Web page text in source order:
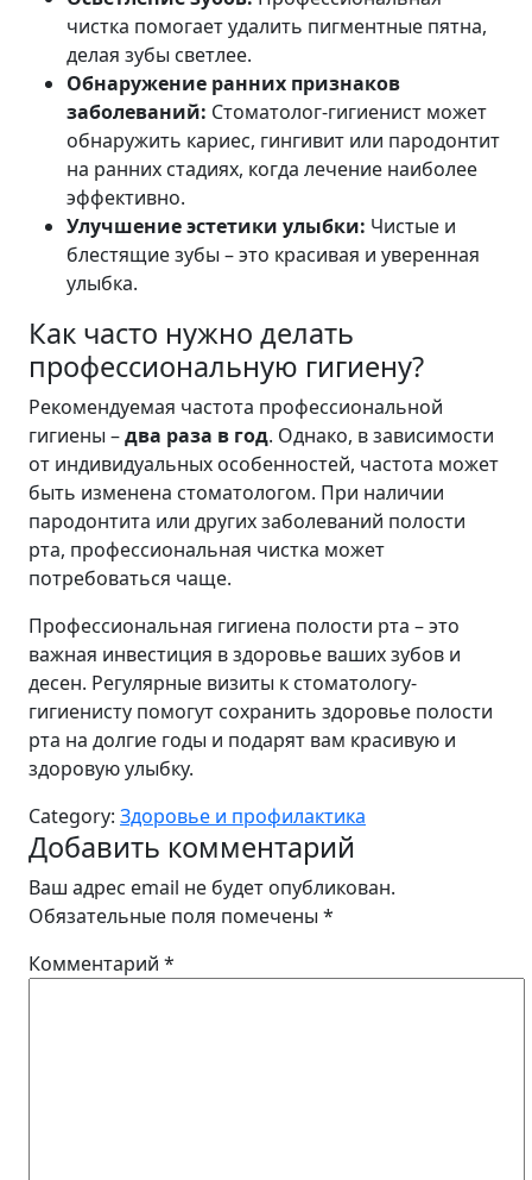
чистка помогает удалить пигментные пятна,
делая зубы светлее.
Обнаружение ранних признаков
заболеваний: Стоматолог-гигиенист может
обнаружить кариес, гингивит или пародонтит
на ранних стадиях, когда лечение наиболее
эффективно.
Улучшение эстетики улыбки: Чистые и
блестящие зубы – это красивая и уверенная
улыбка.
Как часто нужно делать
профессиональную гигиену?
Рекомендуемая частота профессиональной
гигиены –два раза в год. Однако, в зависимости
от индивидуальных особенностей, частота может
быть изменена стоматологом. При наличии
пародонтита или других заболеваний полости
рта, профессиональная чистка может
потребоваться чаще.
Профессиональная гигиена полости рта – это
важная инвестиция в здоровье ваших зубов и
десен. Регулярные визиты к стоматологу-
гигиенисту помогут сохранить здоровье полости
рта на долгие годы и подарят вам красивую и
здоровую улыбку.
Category: Здоровье и профилактика
Добавить комментарий
Ваш адрес email не будет опубликован.
Обязательные поля помечены *
Комментарий *